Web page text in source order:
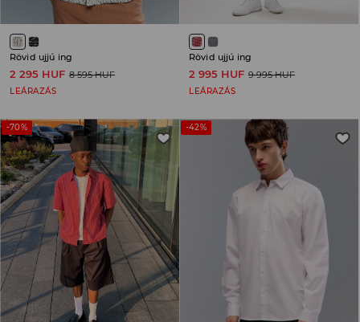
Rövid ujjú ing
2 295 HUF 8 595 HUF
LEÁRAZÁS
Rövid ujjú ing
2 995 HUF 9 995 HUF
LEÁRAZÁS
-70% -42%